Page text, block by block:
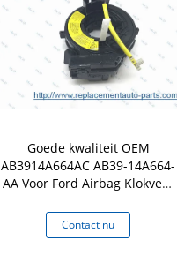
Goede kwaliteit OEM
AB3914A664AC AB39-14A664-
AA Voor Ford Airbag Klokveer
Contact nu